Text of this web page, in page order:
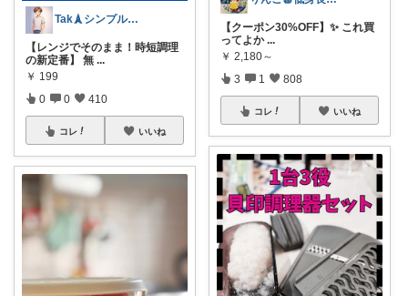
Tak🗼シンプルで健康的な暮らし
【レンジでそのまま！時短調理
の新定番】 無 ...
￥ 199
0 0 410
コレ いいね
【クーポン30%OFF】✨ これ買
ってよか ...
￥ 2,180～
3 1 808
コレ いいね